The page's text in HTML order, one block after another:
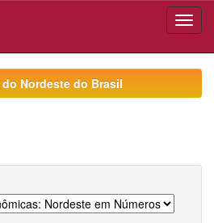
Nordeste do Brasil